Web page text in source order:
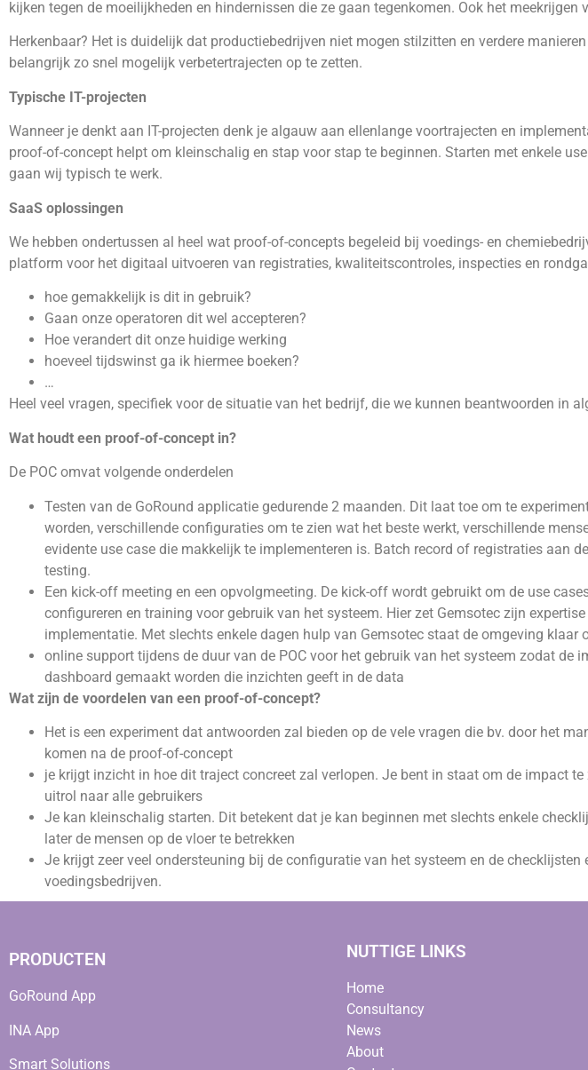
kijken tegen de moeilijkheden en hindernissen die ze gaan tegenkomen. Ook het
Herkenbaar? Het is duidelijk dat productiebedrijven niet mogen stilzitten en verdere
belangrijk zo snel mogelijk verbetertrajecten op te zetten.
Typische IT-projecten
Wanneer je denkt aan IT-projecten denk je algauw aan ellenlange voortrajecten en
proof-of-concept helpt om kleinschalig en stap voor stap te beginnen. Starten met enkele
gaan wij typisch te werk.
SaaS oplossingen
We hebben ondertussen al heel wat proof-of-concepts begeleid bij voedings- en
platform voor het digitaal uitvoeren van registraties, kwaliteitscontroles, inspecties en
hoe gemakkelijk is dit in gebruik?
Gaan onze operatoren dit wel accepteren?
Hoe verandert dit onze huidige werking
hoeveel tijdswinst ga ik hiermee boeken?
…
Heel veel vragen, specifiek voor de situatie van het bedrijf, die we kunnen beantwoorden in
Wat houdt een proof-of-concept in?
De POC omvat volgende onderdelen
Testen van de GoRound applicatie gedurende 2 maanden. Dit laat toe om te
worden, verschillende configuraties om te zien wat het beste werkt, verschillende
evidente use case die makkelijk te implementeren is. Batch record of registraties aan
testing.
Een kick-off meeting en een opvolgmeeting. De kick-off wordt gebruikt om de use
configureren en training voor gebruik van het systeem. Hier zet Gemsotec zijn
implementatie. Met slechts enkele dagen hulp van Gemsotec staat de omgeving klaar
online support tijdens de duur van de POC voor het gebruik van het systeem zodat de
dashboard gemaakt worden die inzichten geeft in de data
Wat zijn de voordelen van een proof-of-concept?
Het is een experiment dat antwoorden zal bieden op de vele vragen die bv. door het
komen na de proof-of-concept
je krijgt inzicht in hoe dit traject concreet zal verlopen. Je bent in staat om de impact
uitrol naar alle gebruikers
Je kan kleinschalig starten. Dit betekent dat je kan beginnen met slechts enkele
later de mensen op de vloer te betrekken
Je krijgt zeer veel ondersteuning bij de configuratie van het systeem en de
voedingsbedrijven.
PRODUCTEN
GoRound App
INA App
Smart Solutions
NUTTIGE LINKS
Home
Consultancy
News
About